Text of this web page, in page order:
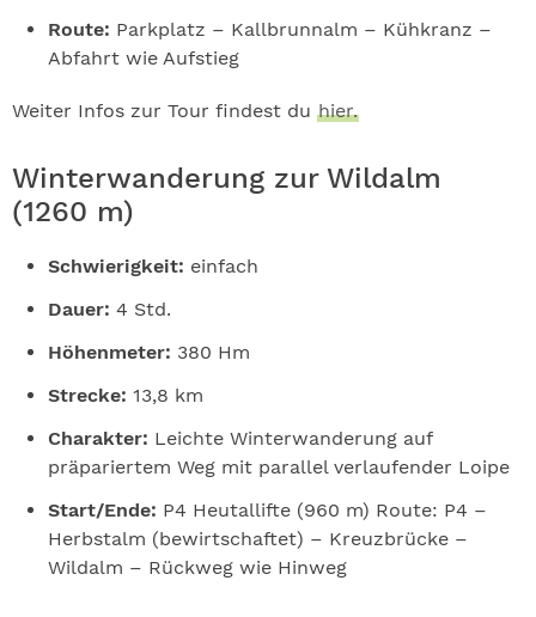
Route: Parkplatz – Kallbrunnalm – Kühkranz –
Abfahrt wie Aufstieg
Weiter Infos zur Tour findest du hier.
Winterwanderung zur Wildalm
(1260 m)
Schwierigkeit: einfach
Dauer: 4 Std.
Höhenmeter: 380 Hm
Strecke: 13,8 km
Charakter: Leichte Winterwanderung auf
präpariertem Weg mit parallel verlaufender Loipe
Start/Ende: P4 Heutallifte (960 m) Route: P4 –
Herbstalm (bewirtschaftet) – Kreuzbrücke –
Wildalm – Rückweg wie Hinweg